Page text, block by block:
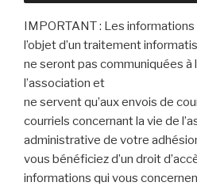
IMPORTANT : Les
l’objet d’un traitement
ne seront pas communiquées à
l’association et
ne servent qu’aux envois de
courriels concernant la vie de
administrative de votre
vous bénéficiez d’un droit
informations qui vous